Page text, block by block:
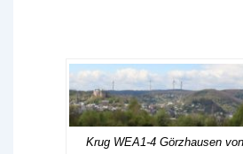
Krug WEA1-4 Görzhausen